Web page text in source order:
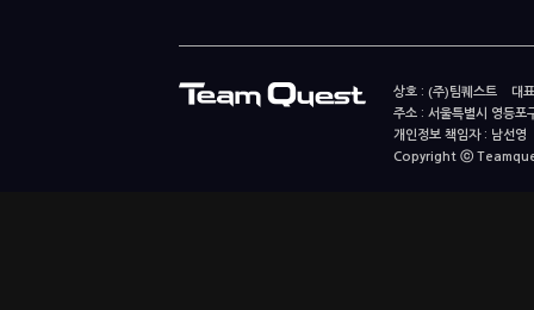
상호 : (주)팀퀘스트 대
주소 : 서울특별시 영등
개인정보 책임자 : 남
Copyright ⓒ